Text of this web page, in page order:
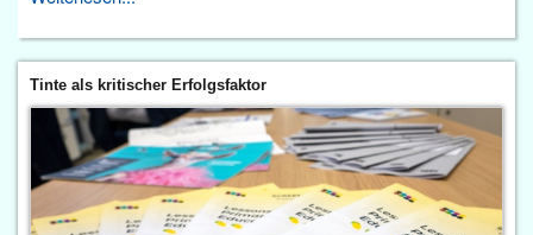
Tinte als kritischer Erfolgsfaktor